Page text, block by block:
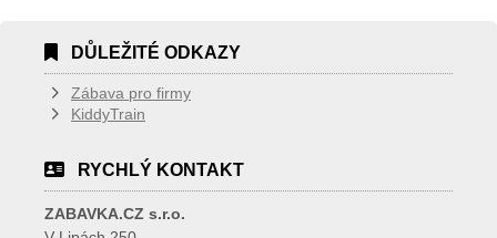
DŮLEŽITÉ ODKAZY
Zábava pro firmy
KiddyTrain
RYCHLÝ KONTAKT
ZABAVKA.CZ s.r.o.